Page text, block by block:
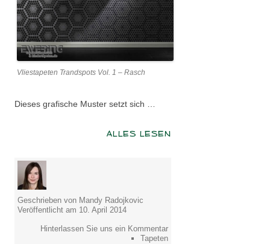
Vliestapeten Trandspots Vol. 1 – Rasch
Dieses grafische Muster setzt sich …
ALLES LESEN
Geschrieben von Mandy Radojkovic
Veröffentlicht am 10. April 2014
Hinterlassen Sie uns ein Kommentar
Tapeten